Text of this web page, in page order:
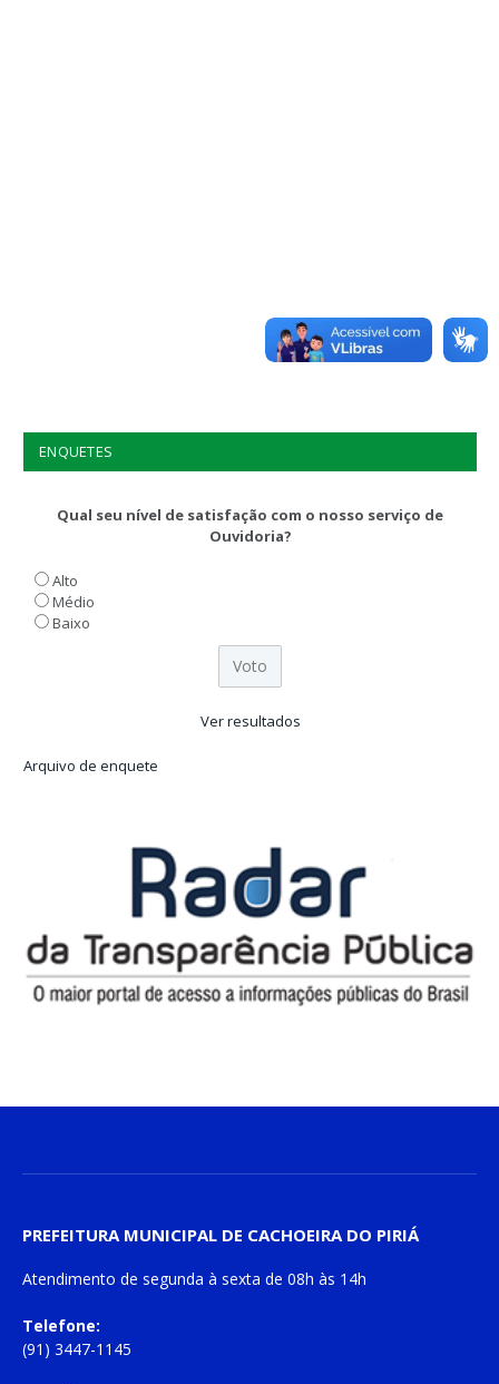
ENQUETES
Qual seu nível de satisfação com o nosso serviço de
Ouvidoria?
Alto
Médio
Baixo
Ver resultados
Arquivo de enquete
PREFEITURA MUNICIPAL DE CACHOEIRA DO PIRIÁ
Atendimento de segunda à sexta de 08h às 14h
Telefone:
(91) 3447-1145